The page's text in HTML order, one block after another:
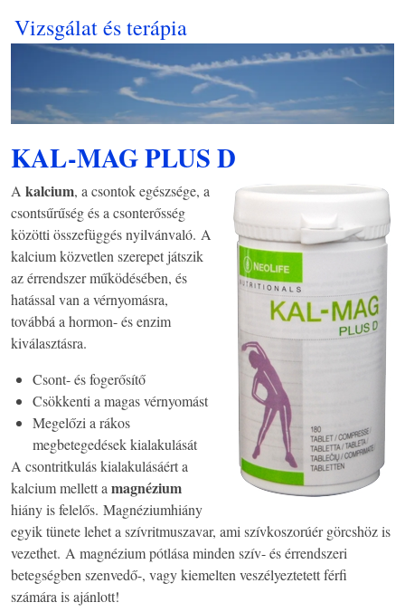
Vizsgálat és terápia
KAL-MAG PLUS D
A kalcium, a csontok egészsége, a
csontsűrűség és a csonterősség
közötti összefüggés nyilvánvaló. A
kalcium közvetlen szerepet játszik
az érrendszer működésében, és
hatással van a vérnyomásra,
továbbá a hormon- és enzim
kiválasztásra.
Csont- és fogerősítő
Csökkenti a magas vérnyomást
Megelőzi a rákos
megbetegedések kialakulását
A csontritkulás kialakulásáért a
kalcium mellett amagnézium
hiány is felelős. Magnéziumhiány
egyik tünete lehet a szívritmuszavar, ami szívkoszorúér görcshöz is
vezethet. A magnézium pótlása minden szív- és érrendszeri
betegségben szenvedő-, vagy kiemelten veszélyeztetett férfi
számára is ajánlott!